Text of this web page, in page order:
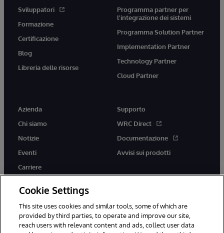
Sviluppatori
Formazione
Certificazione
Blog
Libreria delle risorse
Programma partner per
l'integrazione dei sistemi
Programma Solution Partner
Implementation Partner
Technology Partner
Cloud Partner
Azienda
Chi siamo
Notizie
Eventi
Carriere
Supporto
WRC Direct
Documentazione
Avvisi sui prodotti
twitter youtubefacebooklinkedin
Cookie Settings
This site uses cookies and similar tools, some of which are
provided by third parties, to operate and improve our site,
reach users with relevant content and ads, collect user data